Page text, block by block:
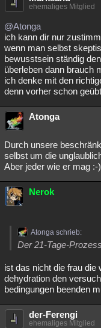
ehemaliges Mitglied
@Atonga
ich kann dir nur
wenn man selbst
bewusstsein ständig
überleben dann brauch
ich denke mit den
denn vorher schon
Atonga
Durch unsere
selbst um die
Aber jeder wie er mag :-)
Nerok
Atonga schrieb:
Der 21-Tage-
ist das nicht die frau
dehydration den
bedingungen beenden
der-Ferengi
ehemaliges Mitglied